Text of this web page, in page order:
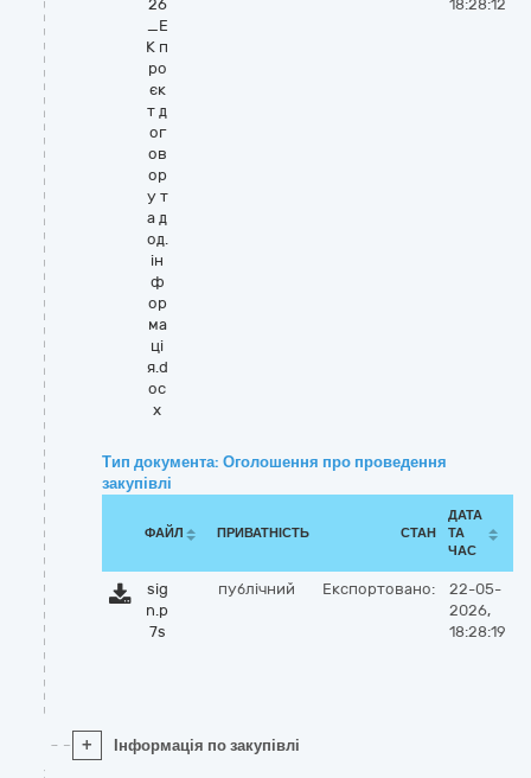
26
_Е
К п
ро
єк
т д
ог
ов
ор
у т
а д
од.
ін
ф
ор
ма
ці
я.d
oc
x
18:28:12
Тип документа: Оголошення про проведення
закупівлі
ФАЙЛ ПРИВАТНІСТЬ СТАН
ДАТА
ТА
ЧАС
sig
n.p
7s
публічний Експортовано:
22-05-
2026,
18:28:19
+ Інформація по закупівлі